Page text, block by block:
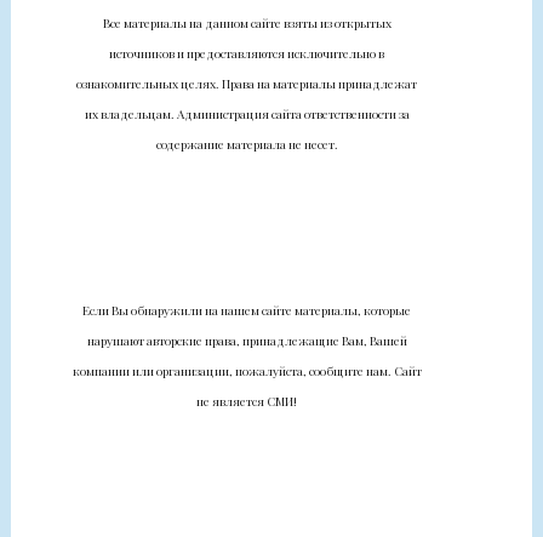
Все материалы на данном сайте взяты из открытых
источников и предоставляются исключительно в
ознакомительных целях. Права на материалы принадлежат
их владельцам. Администрация сайта ответственности за
содержание материала не несет.
Если Вы обнаружили на нашем сайте материалы, которые
нарушают авторские права, принадлежащие Вам, Вашей
компании или организации, пожалуйста, сообщите нам. Сайт
не является СМИ!